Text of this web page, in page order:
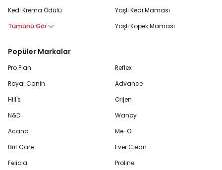
Kedi Krema Ödülü
Tümünü Gör
Yaşlı Kedi Maması
Yaşlı Köpek Maması
Popüler Markalar
Pro Plan
Royal Canin
Hill's
N&D
Acana
Brit Care
Felicia
Reflex
Advance
Orijen
Wanpy
Me-O
Ever Clean
Proline